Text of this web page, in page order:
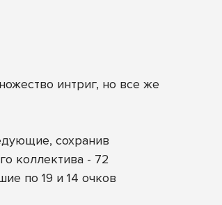
интриг, но все же
сохранив
коллектива - 72
по 19 и 14 очков